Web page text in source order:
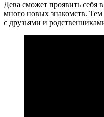
Дева сможет проявить себя
много новых знакомств.
с друзьями и